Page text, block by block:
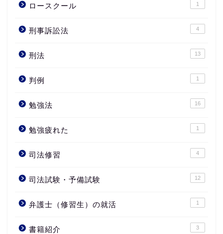
ロースクール 1
刑事訴訟法 4
刑法 13
判例 1
勉強法 16
勉強疲れた 1
司法修習 4
司法試験・予備試験 12
弁護士（修習生）の就活 1
書籍紹介 3